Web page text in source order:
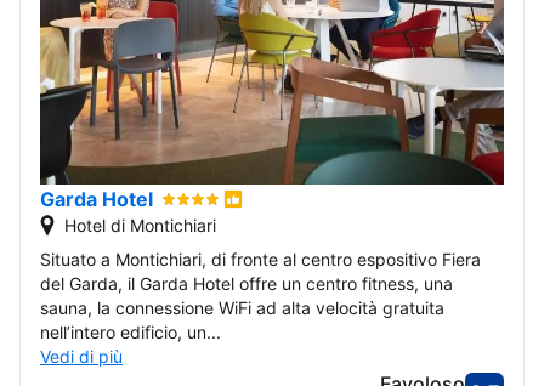
Garda Hotel
Hotel di Montichiari
Situato a Montichiari, di fronte al centro espositivo Fiera
del Garda, il Garda Hotel offre un centro fitness, una
sauna, la connessione WiFi ad alta velocità gratuita
nell’intero edificio, un...
Vedi di più